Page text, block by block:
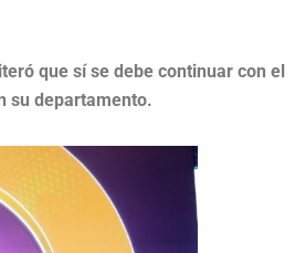
que sí se debe continuar con el
su departamento.